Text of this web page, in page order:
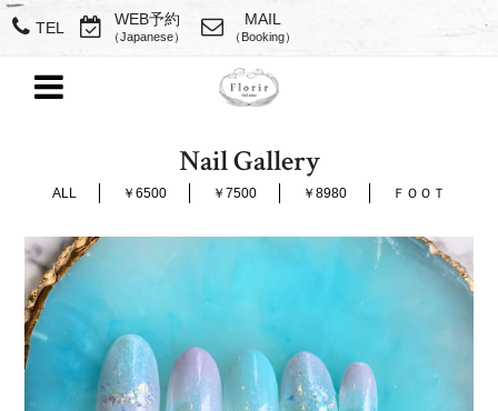
TEL WEB予約
（Japanese）
MAIL
（Booking）
Nail Gallery
ALL ￥6500 ￥7500 ￥8980 ＦＯＯＴ